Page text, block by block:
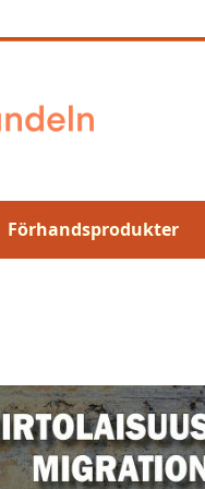
Förhandsprodukter